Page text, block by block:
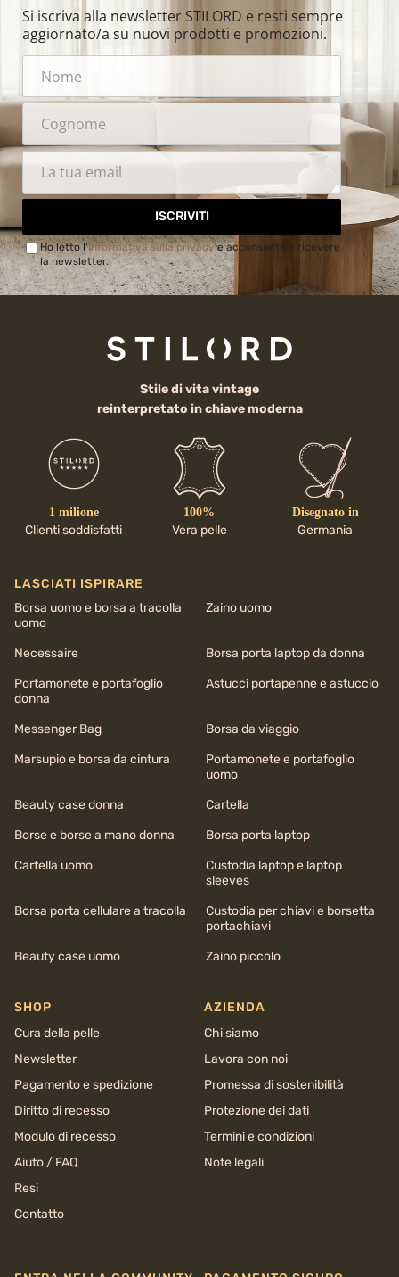
Si iscriva alla newsletter STILORD e resti sempre
aggiornato/a su nuovi prodotti e promozioni.
ISCRIVITI
Ho letto l'Informativa sulla privacye acconsento a ricevere
la newsletter.
Stile di vita vintage
reinterpretato in chiave moderna
1 milione
Clienti soddisfatti
100%
Vera pelle
Disegnato in
Germania
LASCIATI ISPIRARE
Borsa uomo e borsa a tracolla
uomo
Zaino uomo
Necessaire
Borsa porta laptop da donna
Portamonete e portafoglio
donna
Astucci portapenne e astuccio
Messenger Bag
Borsa da viaggio
Marsupio e borsa da cintura
Portamonete e portafoglio
uomo
Beauty case donna
Cartella
Borse e borse a mano donna
Borsa porta laptop
Cartella uomo
Custodia laptop e laptop
sleeves
Borsa porta cellulare a tracolla
Custodia per chiavi e borsetta
portachiavi
Beauty case uomo
Zaino piccolo
SHOP
Cura della pelle
Newsletter
Pagamento e spedizione
Diritto di recesso
Modulo di recesso
Aiuto / FAQ
Resi
Contatto
AZIENDA
Chi siamo
Lavora con noi
Promessa di sostenibilità
Protezione dei dati
Termini e condizioni
Note legali